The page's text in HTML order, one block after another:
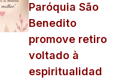
Paróquia São
Benedito
promove retiro
voltado à
espiritualidad